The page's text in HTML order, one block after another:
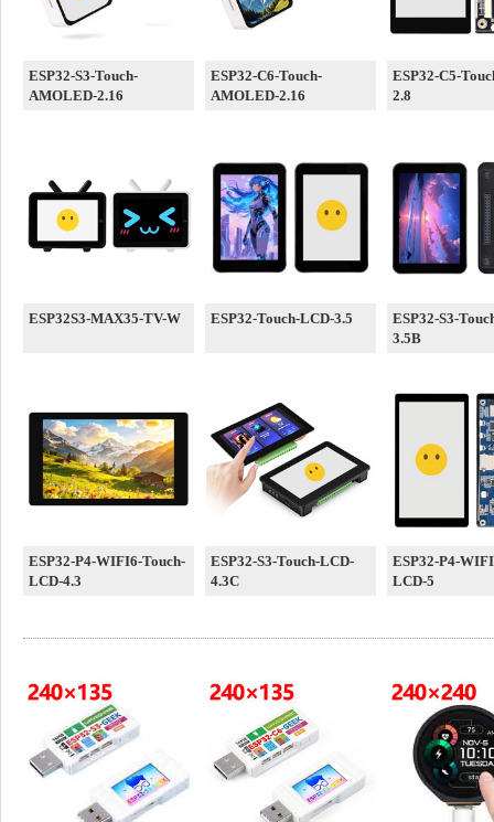
ESP32-S3-Touch-
AMOLED-2.16
ESP32-C6-Touch-
AMOLED-2.16
ESP32-C5-
2.8
ESP32S3-MAX35-TV-W ESP32-Touch-LCD-3.5
ESP32-S3-
3.5B
ESP32-P4-WIFI6-Touch-
LCD-4.3
ESP32-S3-Touch-LCD-
4.3C
ESP32-P4-
LCD-5